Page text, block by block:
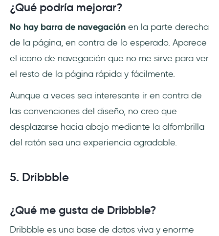
¿Qué podría mejorar?
No hay barra de navegación en la parte derecha
de la página, en contra de lo esperado. Aparece
el icono de navegación que no me sirve para ver
el resto de la página rápida y fácilmente.
Aunque a veces sea interesante ir en contra de
las convenciones del diseño, no creo que
desplazarse hacia abajo mediante la alfombrilla
del ratón sea una experiencia agradable.
5. Dribbble
¿Qué me gusta de Dribbble?
Dribbble es una base de datos viva y enorme